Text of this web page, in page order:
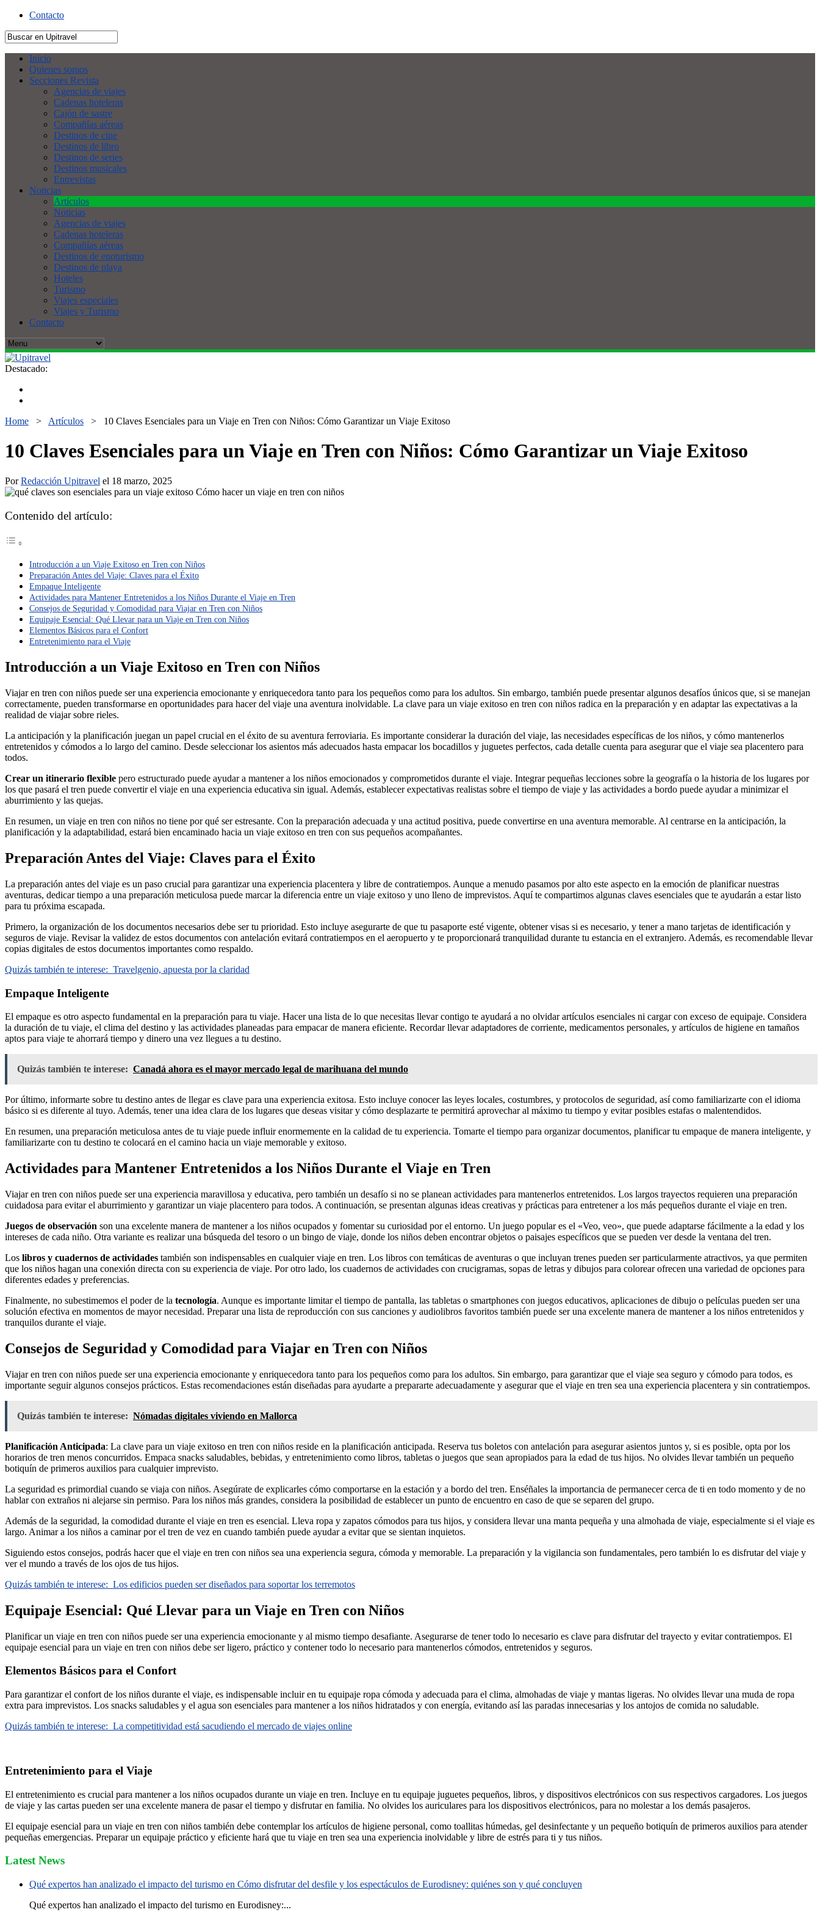
Contacto
Inicio
Quienes somos
Secciones Revista
Agencias de viajes
Cadenas hoteleras
Cajón de sastre
Compañías aéreas
Destinos de cine
Destinos de libro
Destinos de series
Destinos musicales
Entrevistas
Noticias
Artículos
Noticias
Agencias de viajes
Cadenas hoteleras
Compañías aéreas
Destinos de enoturismo
Destinos de playa
Hoteles
Turismo
Viajes especiales
Viajes y Turismo
Contacto
Destacado:
Home > Artículos > 10 Claves Esenciales para un Viaje en Tren con Niños: Cómo Garantizar un Viaje Exitoso
10 Claves Esenciales para un Viaje en Tren con Niños: Cómo Garantizar un Viaje Exitoso
PorRedacción Upitravel el 18 marzo, 2025
Contenido del artículo:
Introducción a un Viaje Exitoso en Tren con Niños
Preparación Antes del Viaje: Claves para el Éxito
Empaque Inteligente
Actividades para Mantener Entretenidos a los Niños Durante el Viaje en Tren
Consejos de Seguridad y Comodidad para Viajar en Tren con Niños
Equipaje Esencial: Qué Llevar para un Viaje en Tren con Niños
Elementos Básicos para el Confort
Entretenimiento para el Viaje
Introducción a un Viaje Exitoso en Tren con Niños
Viajar en tren con niños puede ser una experiencia emocionante y enriquecedora tanto para los pequeños como para los adultos. Sin embargo, también puede presentar algunos desafíos únicos que, si se manejan
correctamente, pueden transformarse en oportunidades para hacer del viaje una aventura inolvidable. La clave para un viaje exitoso en tren con niños radica en la preparación y en adaptar las expectativas a la
realidad de viajar sobre rieles.
La anticipación y la planificación juegan un papel crucial en el éxito de su aventura ferroviaria. Es importante considerar la duración del viaje, las necesidades específicas de los niños, y cómo mantenerlos
entretenidos y cómodos a lo largo del camino. Desde seleccionar los asientos más adecuados hasta empacar los bocadillos y juguetes perfectos, cada detalle cuenta para asegurar que el viaje sea placentero para
todos.
Crear un itinerario flexible pero estructurado puede ayudar a mantener a los niños emocionados y comprometidos durante el viaje. Integrar pequeñas lecciones sobre la geografía o la historia de los lugares por
los que pasará el tren puede convertir el viaje en una experiencia educativa sin igual. Además, establecer expectativas realistas sobre el tiempo de viaje y las actividades a bordo puede ayudar a minimizar el
aburrimiento y las quejas.
En resumen, un viaje en tren con niños no tiene por qué ser estresante. Con la preparación adecuada y una actitud positiva, puede convertirse en una aventura memorable. Al centrarse en la anticipación, la
planificación y la adaptabilidad, estará bien encaminado hacia un viaje exitoso en tren con sus pequeños acompañantes.
Preparación Antes del Viaje: Claves para el Éxito
La preparación antes del viaje es un paso crucial para garantizar una experiencia placentera y libre de contratiempos. Aunque a menudo pasamos por alto este aspecto en la emoción de planificar nuestras
aventuras, dedicar tiempo a una preparación meticulosa puede marcar la diferencia entre un viaje exitoso y uno lleno de imprevistos. Aquí te compartimos algunas claves esenciales que te ayudarán a estar listo
para tu próxima escapada.
Primero, la organización de los documentos necesarios debe ser tu prioridad. Esto incluye asegurarte de que tu pasaporte esté vigente, obtener visas si es necesario, y tener a mano tarjetas de identificación y
seguros de viaje. Revisar la validez de estos documentos con antelación evitará contratiempos en el aeropuerto y te proporcionará tranquilidad durante tu estancia en el extranjero. Además, es recomendable llevar
copias digitales de estos documentos importantes como respaldo.
Quizás también te interese: Travelgenio, apuesta por la claridad
Empaque Inteligente
El empaque es otro aspecto fundamental en la preparación para tu viaje. Hacer una lista de lo que necesitas llevar contigo te ayudará a no olvidar artículos esenciales ni cargar con exceso de equipaje. Considera
la duración de tu viaje, el clima del destino y las actividades planeadas para empacar de manera eficiente. Recordar llevar adaptadores de corriente, medicamentos personales, y artículos de higiene en tamaños
aptos para viaje te ahorrará tiempo y dinero una vez llegues a tu destino.
Quizás también te interese: Canadá ahora es el mayor mercado legal de marihuana del mundo
Por último, informarte sobre tu destino antes de llegar es clave para una experiencia exitosa. Esto incluye conocer las leyes locales, costumbres, y protocolos de seguridad, así como familiarizarte con el idioma
básico si es diferente al tuyo. Además, tener una idea clara de los lugares que deseas visitar y cómo desplazarte te permitirá aprovechar al máximo tu tiempo y evitar posibles estafas o malentendidos.
En resumen, una preparación meticulosa antes de tu viaje puede influir enormemente en la calidad de tu experiencia. Tomarte el tiempo para organizar documentos, planificar tu empaque de manera inteligente, y
familiarizarte con tu destino te colocará en el camino hacia un viaje memorable y exitoso.
Actividades para Mantener Entretenidos a los Niños Durante el Viaje en Tren
Viajar en tren con niños puede ser una experiencia maravillosa y educativa, pero también un desafío si no se planean actividades para mantenerlos entretenidos. Los largos trayectos requieren una preparación
cuidadosa para evitar el aburrimiento y garantizar un viaje placentero para todos. A continuación, se presentan algunas ideas creativas y prácticas para entretener a los más pequeños durante el viaje en tren.
Juegos de observación son una excelente manera de mantener a los niños ocupados y fomentar su curiosidad por el entorno. Un juego popular es el «Veo, veo», que puede adaptarse fácilmente a la edad y los
intereses de cada niño. Otra variante es realizar una búsqueda del tesoro o un bingo de viaje, donde los niños deben encontrar objetos o paisajes específicos que se pueden ver desde la ventana del tren.
Los libros y cuadernos de actividades también son indispensables en cualquier viaje en tren. Los libros con temáticas de aventuras o que incluyan trenes pueden ser particularmente atractivos, ya que permiten
que los niños hagan una conexión directa con su experiencia de viaje. Por otro lado, los cuadernos de actividades con crucigramas, sopas de letras y dibujos para colorear ofrecen una variedad de opciones para
diferentes edades y preferencias.
Finalmente, no subestimemos el poder de la tecnología. Aunque es importante limitar el tiempo de pantalla, las tabletas o smartphones con juegos educativos, aplicaciones de dibujo o películas pueden ser una
solución efectiva en momentos de mayor necesidad. Preparar una lista de reproducción con sus canciones y audiolibros favoritos también puede ser una excelente manera de mantener a los niños entretenidos y
tranquilos durante el viaje.
Consejos de Seguridad y Comodidad para Viajar en Tren con Niños
Viajar en tren con niños puede ser una experiencia emocionante y enriquecedora tanto para los pequeños como para los adultos. Sin embargo, para garantizar que el viaje sea seguro y cómodo para todos, es
importante seguir algunos consejos prácticos. Estas recomendaciones están diseñadas para ayudarte a prepararte adecuadamente y asegurar que el viaje en tren sea una experiencia placentera y sin contratiempos.
Quizás también te interese: Nómadas digitales viviendo en Mallorca
Planificación Anticipada: La clave para un viaje exitoso en tren con niños reside en la planificación anticipada. Reserva tus boletos con antelación para asegurar asientos juntos y, si es posible, opta por los
horarios de tren menos concurridos. Empaca snacks saludables, bebidas, y entretenimiento como libros, tabletas o juegos que sean apropiados para la edad de tus hijos. No olvides llevar también un pequeño
botiquín de primeros auxilios para cualquier imprevisto.
La seguridad es primordial cuando se viaja con niños. Asegúrate de explicarles cómo comportarse en la estación y a bordo del tren. Enséñales la importancia de permanecer cerca de ti en todo momento y de no
hablar con extraños ni alejarse sin permiso. Para los niños más grandes, considera la posibilidad de establecer un punto de encuentro en caso de que se separen del grupo.
Además de la seguridad, la comodidad durante el viaje en tren es esencial. Lleva ropa y zapatos cómodos para tus hijos, y considera llevar una manta pequeña y una almohada de viaje, especialmente si el viaje es
largo. Animar a los niños a caminar por el tren de vez en cuando también puede ayudar a evitar que se sientan inquietos.
Siguiendo estos consejos, podrás hacer que el viaje en tren con niños sea una experiencia segura, cómoda y memorable. La preparación y la vigilancia son fundamentales, pero también lo es disfrutar del viaje y
ver el mundo a través de los ojos de tus hijos.
Quizás también te interese: Los edificios pueden ser diseñados para soportar los terremotos
Equipaje Esencial: Qué Llevar para un Viaje en Tren con Niños
Planificar un viaje en tren con niños puede ser una experiencia emocionante y al mismo tiempo desafiante. Asegurarse de tener todo lo necesario es clave para disfrutar del trayecto y evitar contratiempos. El
equipaje esencial para un viaje en tren con niños debe ser ligero, práctico y contener todo lo necesario para mantenerlos cómodos, entretenidos y seguros.
Elementos Básicos para el Confort
Para garantizar el confort de los niños durante el viaje, es indispensable incluir en tu equipaje ropa cómoda y adecuada para el clima, almohadas de viaje y mantas ligeras. No olvides llevar una muda de ropa
extra para imprevistos. Los snacks saludables y el agua son esenciales para mantener a los niños hidratados y con energía, evitando así las paradas innecesarias y los antojos de comida no saludable.
Quizás también te interese: La competitividad está sacudiendo el mercado de viajes online
Entretenimiento para el Viaje
El entretenimiento es crucial para mantener a los niños ocupados durante un viaje en tren. Incluye en tu equipaje juguetes pequeños, libros, y dispositivos electrónicos con sus respectivos cargadores. Los juegos
de viaje y las cartas pueden ser una excelente manera de pasar el tiempo y disfrutar en familia. No olvides los auriculares para los dispositivos electrónicos, para no molestar a los demás pasajeros.
El equipaje esencial para un viaje en tren con niños también debe contemplar los artículos de higiene personal, como toallitas húmedas, gel desinfectante y un pequeño botiquín de primeros auxilios para atender
pequeñas emergencias. Preparar un equipaje práctico y eficiente hará que tu viaje en tren sea una experiencia inolvidable y libre de estrés para ti y tus niños.
Latest News
Qué expertos han analizado el impacto del turismo en Cómo disfrutar del desfile y los espectáculos de Eurodisney: quiénes son y qué concluyen
Qué expertos han analizado el impacto del turismo en Eurodisney:...